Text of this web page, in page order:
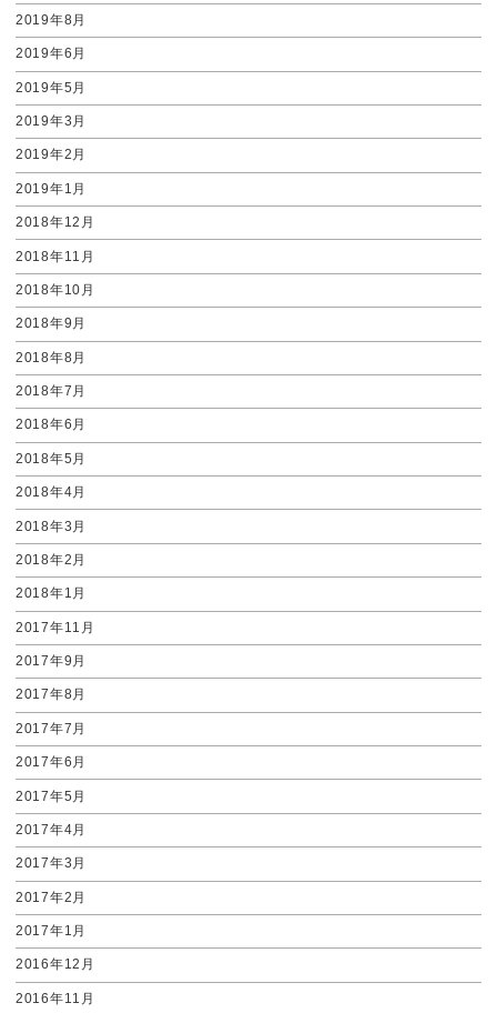
2019年8月
2019年6月
2019年5月
2019年3月
2019年2月
2019年1月
2018年12月
2018年11月
2018年10月
2018年9月
2018年8月
2018年7月
2018年6月
2018年5月
2018年4月
2018年3月
2018年2月
2018年1月
2017年11月
2017年9月
2017年8月
2017年7月
2017年6月
2017年5月
2017年4月
2017年3月
2017年2月
2017年1月
2016年12月
2016年11月